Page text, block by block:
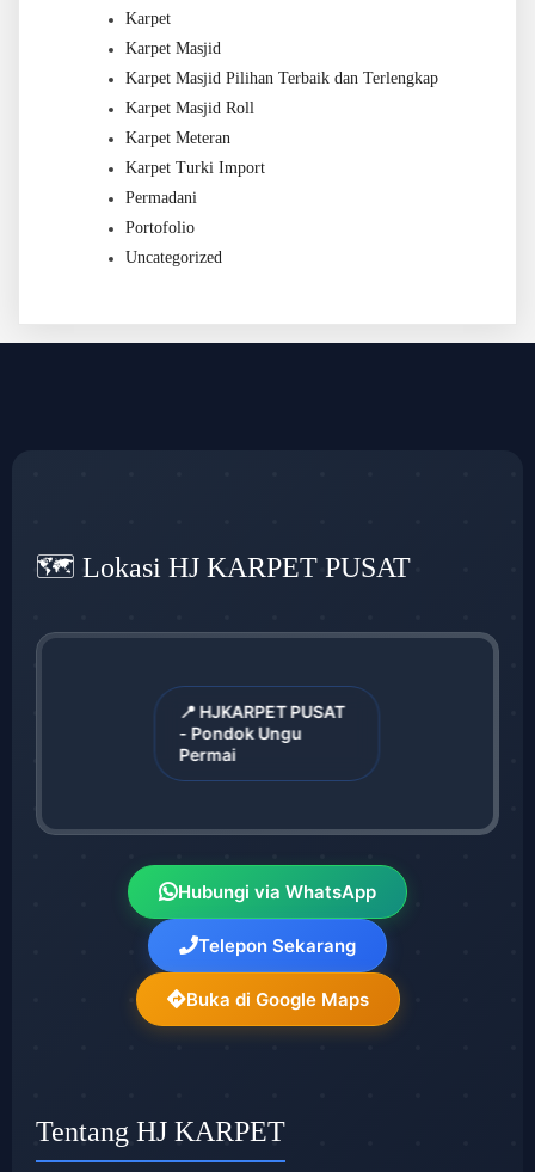
Karpet
Karpet Masjid
Karpet Masjid Pilihan Terbaik dan Terlengkap
Karpet Masjid Roll
Karpet Meteran
Karpet Turki Import
Permadani
Portofolio
Uncategorized
🗺️ Lokasi HJ KARPET PUSAT
📍 HJKARPET PUSAT
- Pondok Ungu
Permai
Hubungi via WhatsApp
Telepon Sekarang
Buka di Google Maps
Tentang HJ KARPET